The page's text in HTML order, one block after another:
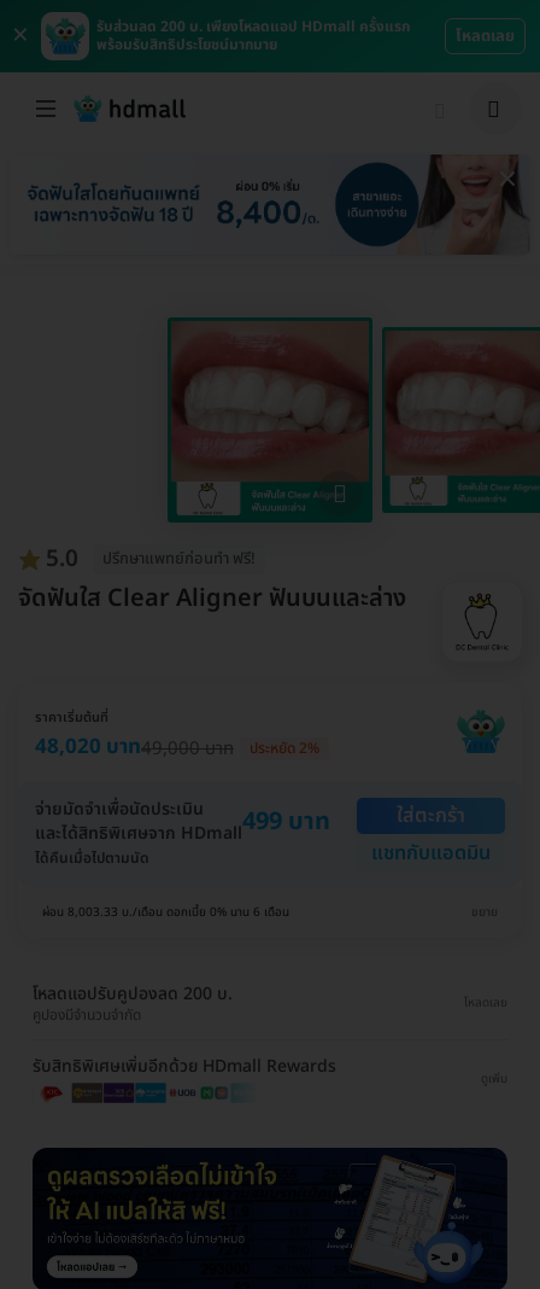
×
รับส่วนลด 200 บ. เพียงโหลดแอป HDmall ครั้งแรก
พร้อมรับสิทธิประโยชน์มากมาย
โหลดเลย
5.0 ปรึกษาแพทย์ก่อนทำ ฟรี!
จัดฟันใส Clear Aligner ฟันบนและล่าง
ราคาเริ่มต้นที่
48,020 บาท49,000 บาท ประหยัด 2%
จ่ายมัดจำเพื่อนัดประเมิน
และได้สิทธิพิเศษจาก HDmall499 บาท
ได้คืนเมื่อไปตามนัด
ใส่ตะกร้า
แชทกับแอดมิน
ผ่อน 8,003.33 บ./เดือน ดอกเบี้ย 0% นาน 6 เดือน ขยาย
โหลดแอปรับคูปองลด 200 บ.
คูปองมีจำนวนจำกัด
โหลดเลย
รับสิทธิพิเศษเพิ่มอีกด้วย HDmall Rewards
ดูเพิ่ม